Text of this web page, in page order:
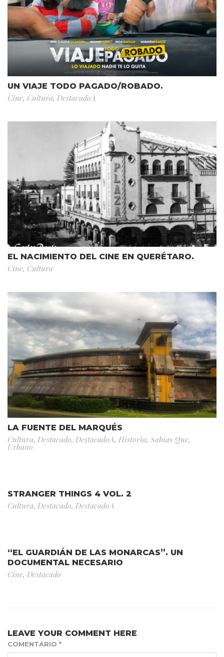
UN VIAJE TODO PAGADO/ROBADO.
Cine, Cultura, DestacadoA
EL NACIMIENTO DEL CINE EN QUERÉTARO.
Cine, Cultura
LA FUENTE DEL MARQUÉS
Cultura, Destacado, DestacadoA, Historia, Sabías Que,
Urbano
STRANGER THINGS 4 VOL. 2
Cultura, Destacado, DestacadoA
“EL GUARDIÁN DE LAS MONARCAS”. UN
DOCUMENTAL NECESARIO
Cine, Destacado
LEAVE YOUR COMMENT HERE
COMENTARIO *